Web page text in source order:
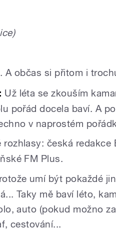
A občas si přitom i
Už léta se zkouším
pořád docela baví. A
v naprostém
rozhlasy: česká redakce
FM Plus.
umí být pokaždé
Taky mě baví léto,
auto (pokud možno
cestování...